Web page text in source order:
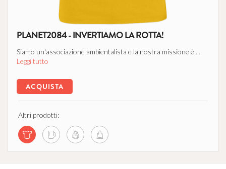
PLANET2084 - INVERTIAMO LA ROTTA!
Siamo un'associazione ambientalista e la nostra missione è ...
Leggi tutto
ACQUISTA
Altri prodotti: